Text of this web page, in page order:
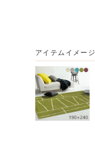
アイテムイメージ